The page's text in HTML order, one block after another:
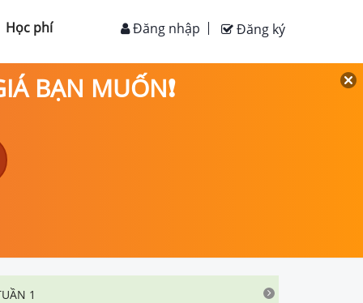
Học phí Đăng ký
Đăng nhập
BẠN MUỐN❗
1